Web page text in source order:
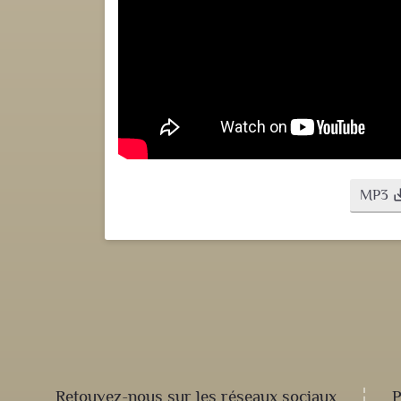
MP3
Retouvez-nous sur les réseaux sociaux